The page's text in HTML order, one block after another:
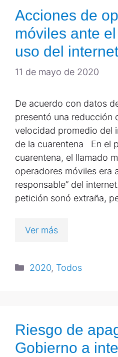
Acciones de
móviles ante
uso del
11 de mayo de 2020
De acuerdo con datos
presentó una reducción
velocidad promedio del
de la cuarentena En el
cuarentena, el llamado
operadores móviles era
responsable” del
petición sonó extraña,
Ver más
2020, Todos
Riesgo de
Gobierno a